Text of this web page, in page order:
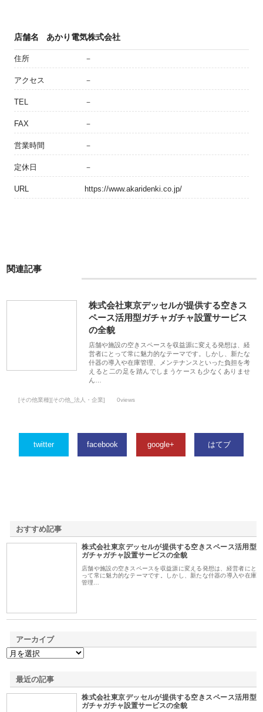
店舗名 あかり電気株式会社
住所 －
アクセス －
TEL －
FAX －
営業時間 －
定休日 －
URL https://www.akaridenki.co.jp/
関連記事
株式会社東京デッセルが提供する空きス
ペース活用型ガチャガチャ設置サービス
の全貌
店舗や施設の空きスペースを収益源に変える発想は、経
営者にとって常に魅力的なテーマです。しかし、新たな
什器の導入や在庫管理、メンテナンスといった負担を考
えると二の足を踏んでしまうケースも少なくありませ
ん…
[その他業種][その他_法人・企業] 0views
twitter facebook google+ はてブ
おすすめ記事
株式会社東京デッセルが提供する空きスペース活用型
ガチャガチャ設置サービスの全貌
店舗や施設の空きスペースを収益源に変える発想は、経営者にと
って常に魅力的なテーマです。しかし、新たな什器の導入や在庫
管理…
アーカイブ
最近の記事
株式会社東京デッセルが提供する空きスペース活用型
ガチャガチャ設置サービスの全貌